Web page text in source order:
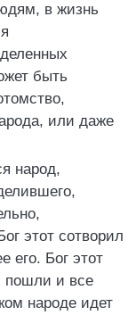
в жизнь
быть
или даже
народ,
этот сотворил
его. Бог этот
пошли и все
народе идет